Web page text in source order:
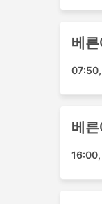
베
베
16:00,